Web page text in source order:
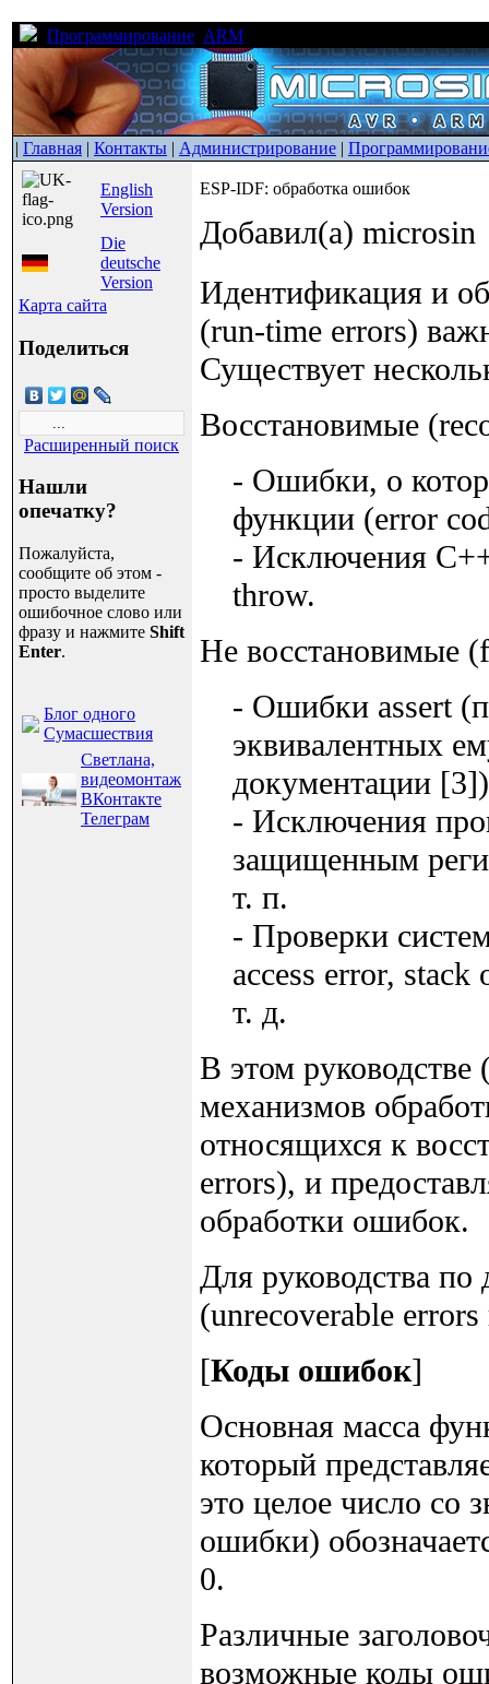
Программирование ARM
| Главная | Контакты | Администрирование |
English
Version
Die
deutsche
Version
Карта сайта
Поделиться
Расширенный поиск
Нашли
опечатку?
Пожалуйста,
сообщите об этом -
просто выделите
ошибочное слово или
фразу и нажмите Shift
Enter.
Блог одного
Сумасшествия
Светлана,
видеомонтаж
ВКонтакте
Телеграм
ESP-IDF: обработка ошибок
Добавил(а) microsin
Идентификация и
(run-time errors)
Существует
Восстановимые
- Ошибки, о
функции (error
- Исключения
throw.
Не восстановимые
- Ошибки assert
эквивалентных
документации
- Исключения
защищенным
т. п.
- Проверки
access error,
т. д.
В этом руководстве
механизмов
относящихся к
errors), и
обработки ошибок.
Для руководства
(unrecoverable
[Коды ошибок]
Основная масса
который
это целое число со
ошибки)
0.
Различные
возможные коды